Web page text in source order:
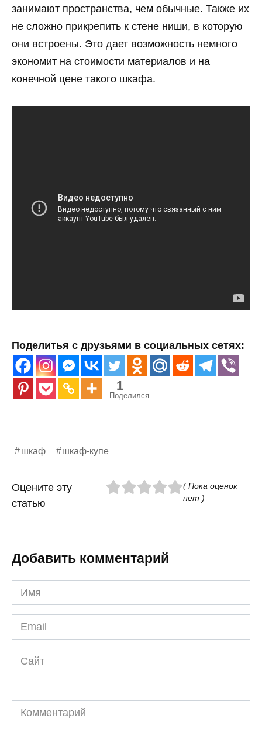
занимают пространства, чем обычные. Также их
не сложно прикрепить к стене ниши, в которую
они встроены. Это дает возможность немного
экономит на стоимости материалов и на
конечной цене такого шкафа.
Поделитья с друзьями в социальных сетях:
1
Поделился
шкаф шкаф-купе
Оцените эту
статью
( Пока оценок
нет )
Добавить комментарий
Имя
*
Email
*
Сайт
Комментарий